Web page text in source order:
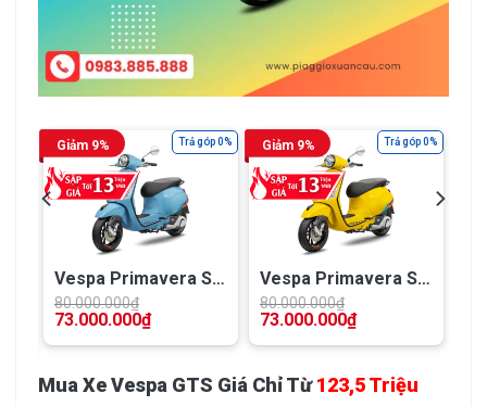
Giảm 9% Trả góp 0%
Vespa Primavera S
ABS – 125 iGET (COC
2024)
80.000.000₫
73.000.000₫
Giảm 9% Trả góp 0%
Vespa Primavera S
125 ABS – Yellow
Sole
80.000.000₫
73.000.000₫
Mua Xe Vespa GTS Giá Chỉ Từ123,5 Triệu